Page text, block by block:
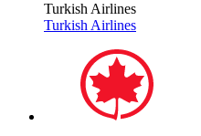
Turkish Airlines
Turkish Airlines